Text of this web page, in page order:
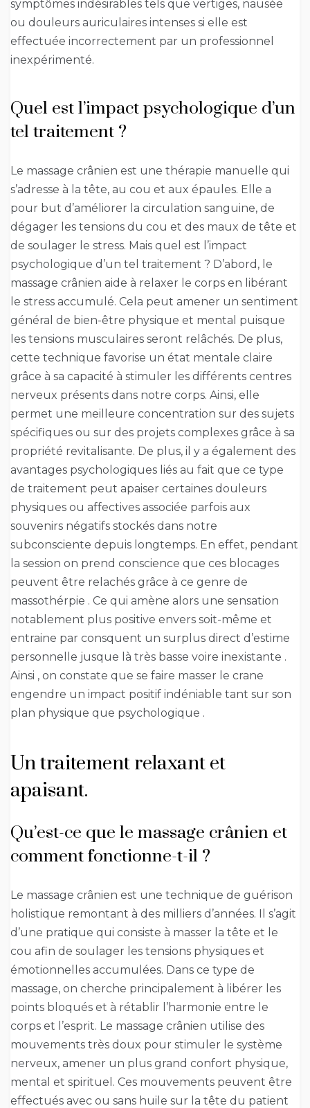
symptômes indésirables tels que vertiges, nausée
ou douleurs auriculaires intenses si elle est
effectuée incorrectement par un professionnel
inexpérimenté.
Quel est l’impact psychologique d’un
tel traitement ?
Le massage crânien est une thérapie manuelle qui
s’adresse à la tête, au cou et aux épaules. Elle a
pour but d’améliorer la circulation sanguine, de
dégager les tensions du cou et des maux de tête et
de soulager le stress. Mais quel est l’impact
psychologique d’un tel traitement ? D’abord, le
massage crânien aide à relaxer le corps en libérant
le stress accumulé. Cela peut amener un sentiment
général de bien-être physique et mental puisque
les tensions musculaires seront relâchés. De plus,
cette technique favorise un état mentale claire
grâce à sa capacité à stimuler les différents centres
nerveux présents dans notre corps. Ainsi, elle
permet une meilleure concentration sur des sujets
spécifiques ou sur des projets complexes grâce à sa
propriété revitalisante. De plus, il y a également des
avantages psychologiques liés au fait que ce type
de traitement peut apaiser certaines douleurs
physiques ou affectives associée parfois aux
souvenirs négatifs stockés dans notre
subconsciente depuis longtemps. En effet, pendant
la session on prend conscience que ces blocages
peuvent être relachés grâce à ce genre de
massothérpie . Ce qui amène alors une sensation
notablement plus positive envers soit-même et
entraine par consquent un surplus direct d’estime
personnelle jusque là très basse voire inexistante .
Ainsi , on constate que se faire masser le crane
engendre un impact positif indéniable tant sur son
plan physique que psychologique .
Un traitement relaxant et
apaisant.
Qu’est-ce que le massage crânien et
comment fonctionne-t-il ?
Le massage crânien est une technique de guérison
holistique remontant à des milliers d’années. Il s’agit
d’une pratique qui consiste à masser la tête et le
cou afin de soulager les tensions physiques et
émotionnelles accumulées. Dans ce type de
massage, on cherche principalement à libérer les
points bloqués et à rétablir l’harmonie entre le
corps et l’esprit. Le massage crânien utilise des
mouvements très doux pour stimuler le système
nerveux, amener un plus grand confort physique,
mental et spirituel. Ces mouvements peuvent être
effectués avec ou sans huile sur la tête du patient